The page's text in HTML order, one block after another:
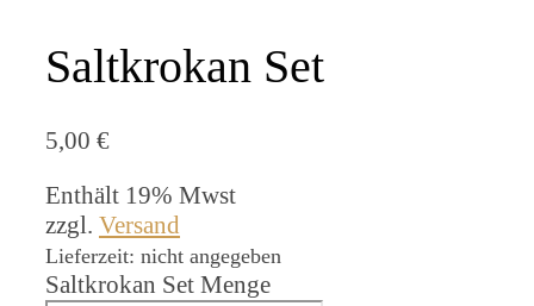
Saltkrokan Set
5,00 €
Enthält 19% Mwst
zzgl. Versand
Lieferzeit: nicht angegeben
Saltkrokan Set Menge